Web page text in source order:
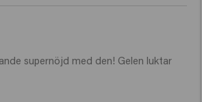
supernöjd med den! Gelen luktar